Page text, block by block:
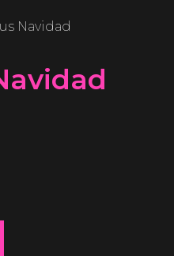
Navidad